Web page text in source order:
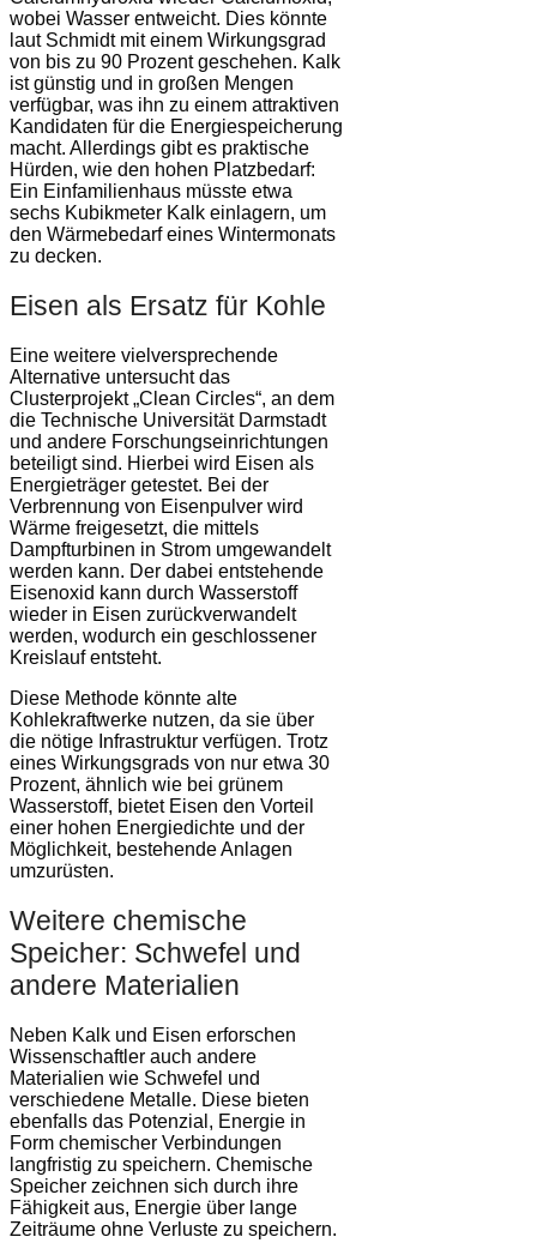
wobei Wasser entweicht. Dies könnte
laut Schmidt mit einem Wirkungsgrad
von bis zu 90 Prozent geschehen. Kalk
ist günstig und in großen Mengen
verfügbar, was ihn zu einem attraktiven
Kandidaten für die Energiespeicherung
macht. Allerdings gibt es praktische
Hürden, wie den hohen Platzbedarf:
Ein Einfamilienhaus müsste etwa
sechs Kubikmeter Kalk einlagern, um
den Wärmebedarf eines Wintermonats
zu decken.
Eisen als Ersatz für Kohle
Eine weitere vielversprechende
Alternative untersucht das
Clusterprojekt „Clean Circles“, an dem
die Technische Universität Darmstadt
und andere Forschungseinrichtungen
beteiligt sind. Hierbei wird Eisen als
Energieträger getestet. Bei der
Verbrennung von Eisenpulver wird
Wärme freigesetzt, die mittels
Dampfturbinen in Strom umgewandelt
werden kann. Der dabei entstehende
Eisenoxid kann durch Wasserstoff
wieder in Eisen zurückverwandelt
werden, wodurch ein geschlossener
Kreislauf entsteht.
Diese Methode könnte alte
Kohlekraftwerke nutzen, da sie über
die nötige Infrastruktur verfügen. Trotz
eines Wirkungsgrads von nur etwa 30
Prozent, ähnlich wie bei grünem
Wasserstoff, bietet Eisen den Vorteil
einer hohen Energiedichte und der
Möglichkeit, bestehende Anlagen
umzurüsten.
Weitere chemische
Speicher: Schwefel und
andere Materialien
Neben Kalk und Eisen erforschen
Wissenschaftler auch andere
Materialien wie Schwefel und
verschiedene Metalle. Diese bieten
ebenfalls das Potenzial, Energie in
Form chemischer Verbindungen
langfristig zu speichern. Chemische
Speicher zeichnen sich durch ihre
Fähigkeit aus, Energie über lange
Zeiträume ohne Verluste zu speichern.